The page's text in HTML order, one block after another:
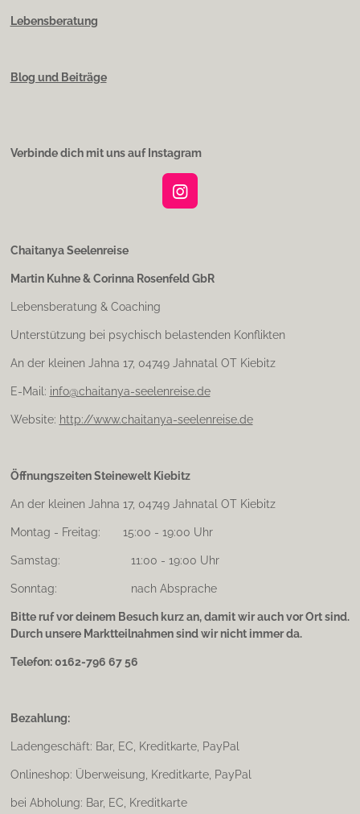
Lebensberatung
Blog und Beiträge
Verbinde dich mit uns auf Instagram
I
g
m
Chaitanya Seelenreise
Martin Kuhne & Corinna Rosenfeld GbR
Lebensberatung & Coaching
Unterstützung bei psychisch belastenden Konflikten
An der kleinen Jahna 17, 04749 Jahnatal OT Kiebitz
E-Mail: info@chaitanya-seelenreise.de
Website: http://www.chaitanya-seelenreise.de
Öffnungszeiten Steinewelt Kiebitz
An der kleinen Jahna 17, 04749 Jahnatal OT Kiebitz
Montag - Freitag: 15:00 - 19:00 Uhr
Samstag: 11:00 - 19:00 Uhr
Sonntag: nach Absprache
Bitte ruf vor deinem Besuch kurz an, damit wir auch vor Ort sind.
Durch unsere Marktteilnahmen sind wir nicht immer da.
Telefon: 0162-796 67 56
Bezahlung:
Ladengeschäft: Bar, EC, Kreditkarte, PayPal
Onlineshop: Überweisung, Kreditkarte, PayPal
bei Abholung: Bar, EC, Kreditkarte